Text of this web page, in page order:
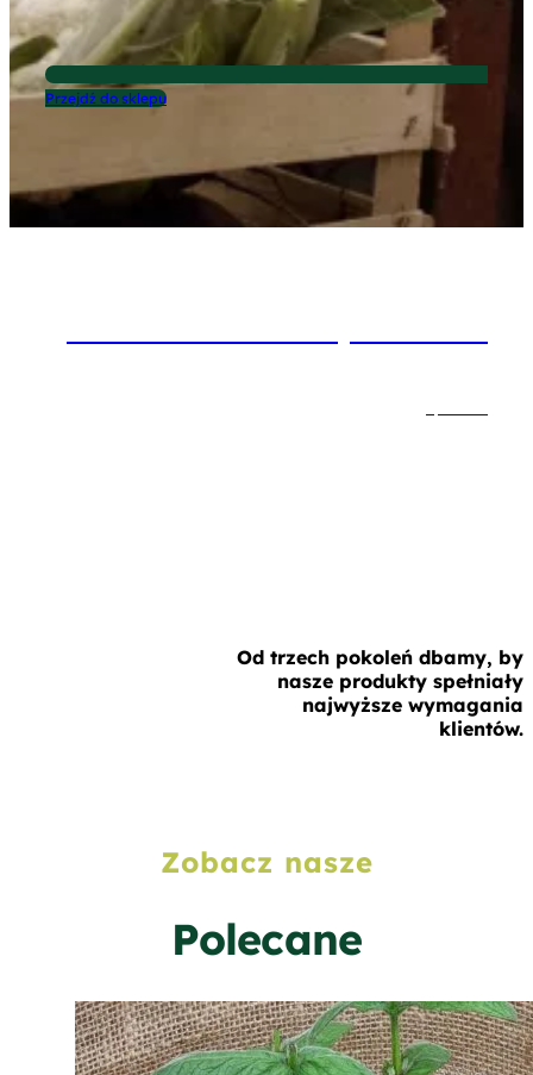
Przejdź do sklepu
Od trzech pokoleń dbamy, by
nasze produkty spełniały
najwyższe wymagania
klientów.
Zobacz nasze
Polecane